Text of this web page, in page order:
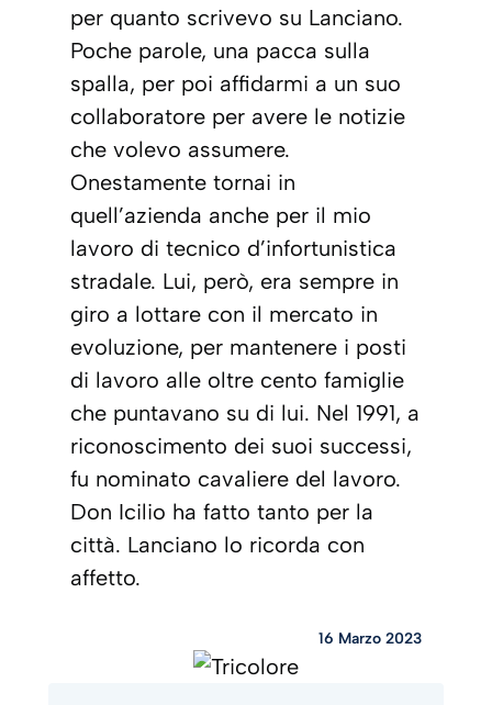
per quanto scrivevo su Lanciano.
Poche parole, una pacca sulla
spalla, per poi affidarmi a un suo
collaboratore per avere le notizie
che volevo assumere.
Onestamente tornai in
quell’azienda anche per il mio
lavoro di tecnico d’infortunistica
stradale. Lui, però, era sempre in
giro a lottare con il mercato in
evoluzione, per mantenere i posti
di lavoro alle oltre cento famiglie
che puntavano su di lui. Nel 1991, a
riconoscimento dei suoi successi,
fu nominato cavaliere del lavoro.
Don Icilio ha fatto tanto per la
città. Lanciano lo ricorda con
affetto.
16 Marzo 2023